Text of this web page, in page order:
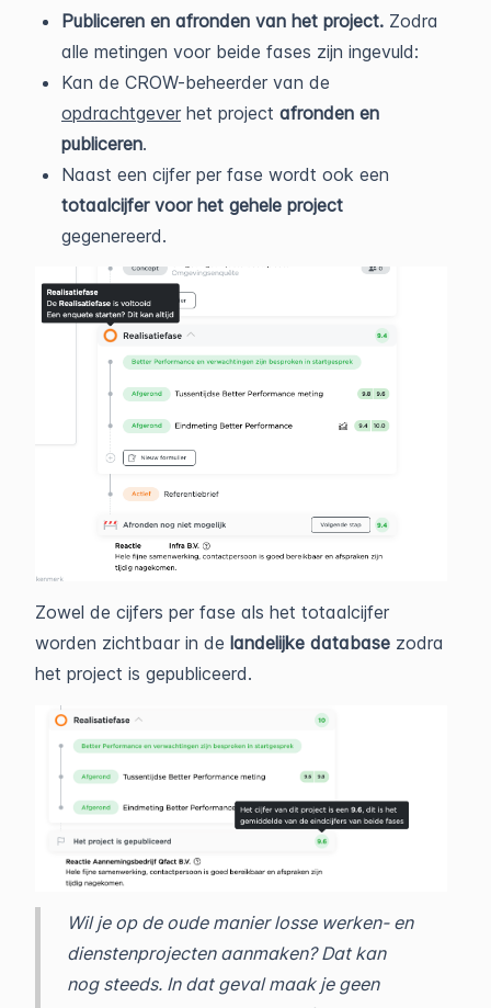
Publiceren en afronden van het project. Zodra
alle metingen voor beide fases zijn ingevuld:
Kan de CROW-beheerder van de
opdrachtgever het project afronden en
publiceren.
Naast een cijfer per fase wordt ook een
totaalcijfer voor het gehele project
gegenereerd.
Zowel de cijfers per fase als het totaalcijfer
worden zichtbaar in de landelijke database zodra
het project is gepubliceerd.
Wil je op de oude manier losse werken- en
dienstenprojecten aanmaken? Dat kan
nog steeds. In dat geval maak je geen